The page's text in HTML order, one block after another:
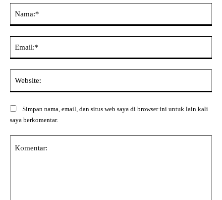
Simpan nama, email, dan situs web saya di browser ini untuk lain kali
saya berkomentar.